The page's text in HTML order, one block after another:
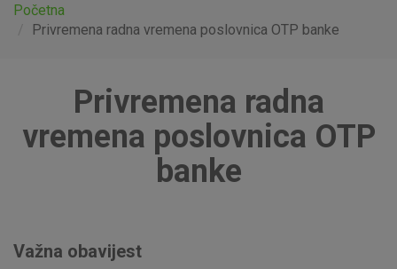
Mala poduzeća i obrtnici
Globalna tržišta
Faktoring
Početna
Privremena radna vremena poslovnica OTP banke
Privremena radna
vremena poslovnica OTP
banke
Važna obavijest